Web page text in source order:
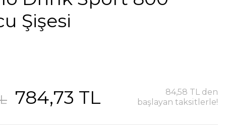
Şişesi
784,73 TL
84,58 TL den
başlayan taksitlerle!